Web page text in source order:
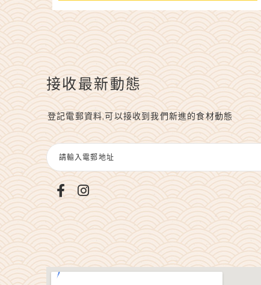
接收最新動態
登記電郵資料,可以接收到我們新進的食材動態